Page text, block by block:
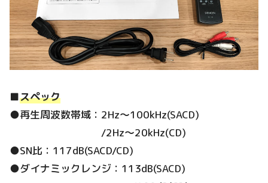
■スペック
●再生周波数帯域：2Hz～100kHz(SACD)
/2Hz～20kHz(CD)
●SN比：117dB(SACD/CD)
●ダイナミックレンジ：113dB(SACD)